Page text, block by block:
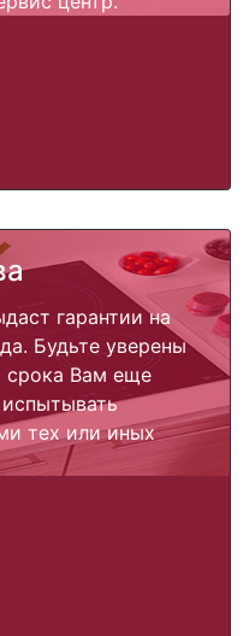
гарантии на
Будьте уверены
срока Вам еще
тех или иных